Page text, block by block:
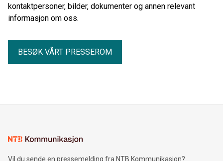
kontaktpersoner, bilder, dokumenter og annen relevant
informasjon om oss.
BESØK VÅRT PRESSEROM
Vil du sende en pressemelding fra NTB Kommunikasjon?